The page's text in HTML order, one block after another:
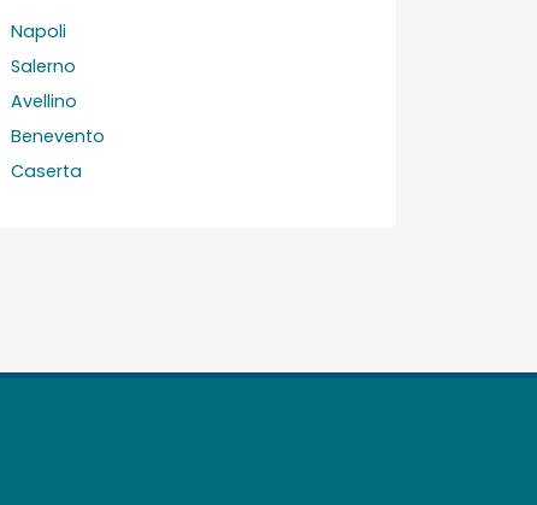
Napoli
Salerno
Avellino
Benevento
Caserta